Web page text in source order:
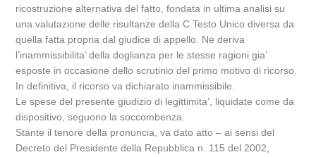
ricostruzione alternativa del fatto, fondata in ultima analisi su
una valutazione delle risultanze della C.Testo Unico diversa da
quella fatta propria dal giudice di appello. Ne deriva
l’inammissibilita’ della doglianza per le stesse ragioni gia’
esposte in occasione dello scrutinio del primo motivo di ricorso.
In definitiva, il ricorso va dichiarato inammissibile.
Le spese del presente giudizio di legittimita’, liquidate come da
dispositivo, seguono la soccombenza.
Stante il tenore della pronuncia, va dato atto – ai sensi del
Decreto del Presidente della Repubblica n. 115 del 2002,